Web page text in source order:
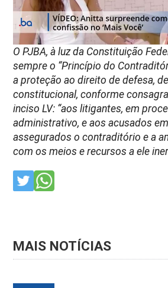
O PJBA, à luz da Constituição
sempre o “Princípio do
a proteção ao direito de defesa,
constitucional, conforme
inciso LV: “aos litigantes, em
administrativo, e aos acusados
assegurados o contraditório e a
com os meios e recursos a ele
MAIS NOTÍCIAS